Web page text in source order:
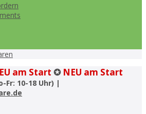
am Start ✪ NEU am Start
Fr: 10-18 Uhr) |